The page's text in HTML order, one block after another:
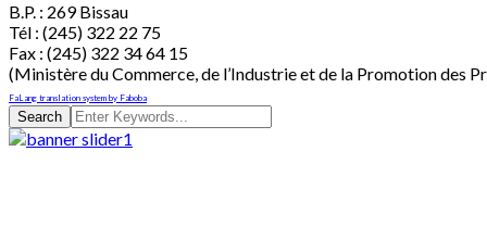
B.P. : 269 Bissau
Tél : (245) 322 22 75
Fax : (245) 322 34 64 15
(Ministère du Commerce, de l’Industrie et de la Promotion des
FaLang translation system by Faboba
Search